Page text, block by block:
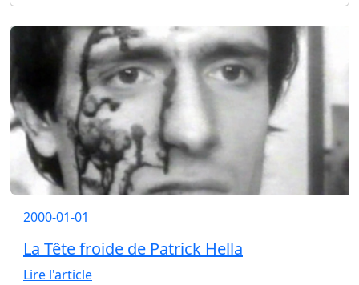
2000-01-01
La Tête froide de Patrick Hella
Lire l'article